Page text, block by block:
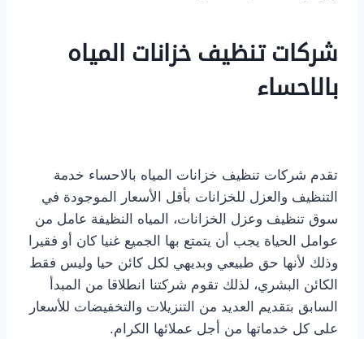
شركات تنظيف خزانات المياه
بالاحساء
تقدم شركات تنظيف خزانات المياه بالاحساء خدمة
التنظيف والعزل للخزانات بأقل الأسعار الموجودة في
سوق تنظيف وعزل الخزانات، المياه النظيفة عامل من
عوامل الحياة يجب أن يتمتع بها الجميع غنيا كان أو فقيرا
وذلك لأنها حق طبيعي وبديهي لكل كائن حيا وليس فقط
الكائن البشري، لذلك تقوم شركتنا انطلاقا من المبدأ
السابق بتقديم العديد من التنزيلات والتخفيضات للأسعار
على كل خدماتها من أجل عملائها الكرام.